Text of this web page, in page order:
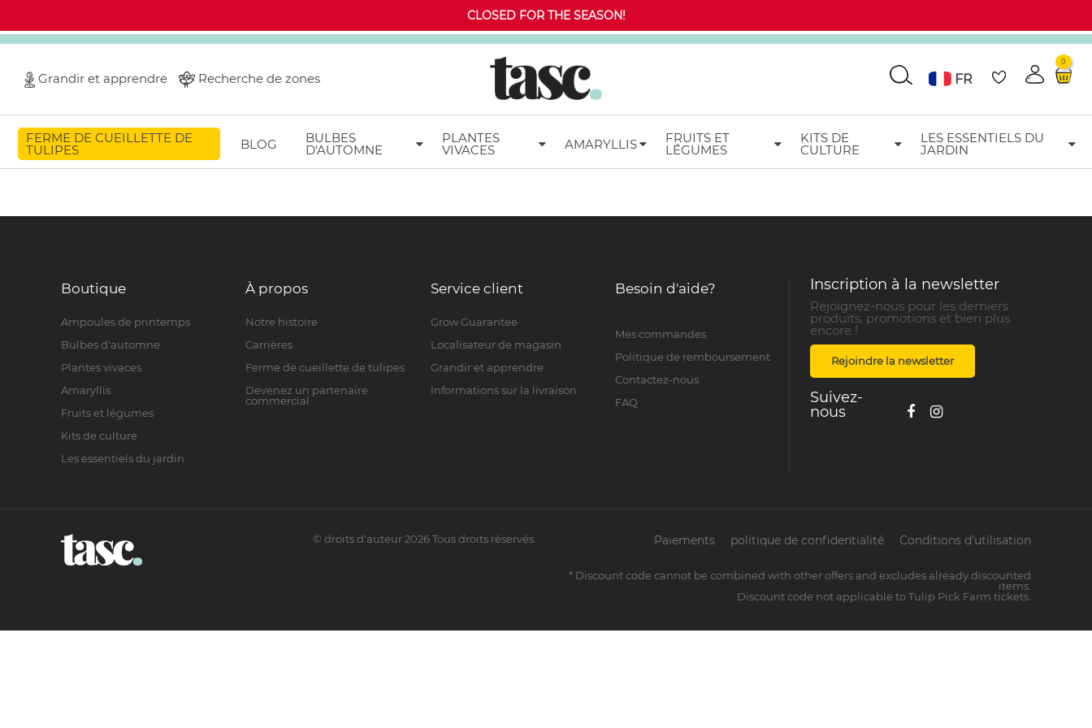
CLOSED FOR THE SEASON!
Grandir et apprendre Recherche de zones Go FR
0
FERME DE CUEILLETTE DE
TULIPES BLOG BULBES
D'AUTOMNE
PLANTES
VIVACES AMARYLLIS FRUITS ET
LÉGUMES
KITS DE
CULTURE
LES ESSENTIELS DU
JARDIN
Boutique
Ampoules de printemps
Bulbes d'automne
Plantes vivaces
Amaryllis
Fruits et légumes
Kits de culture
Les essentiels du jardin
À propos
Notre histoire
Carrières
Ferme de cueillette de tulipes
Devenez un partenaire
commercial
Service client
Grow Guarantee
Localisateur de magasin
Grandir et apprendre
Informations sur la livraison
Besoin d'aide?
Mes commandes
Politique de remboursement
Contactez-nous
FAQ
Inscription à la newsletter
Rejoignez-nous pour les derniers
produits, promotions et bien plus
encore !
Rejoindre la newsletter
Suivez-
nous
©droits d'auteur2026Tous droits réservés. Paiements politique de confidentialité Conditions d'utilisation
* Discount code cannot be combined with other offers and excludes already discounted
items.
Discount code not applicable to Tulip Pick Farm tickets.